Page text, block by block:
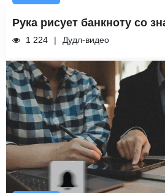
Рука рисует банкноту со
1 224 Дудл-видео